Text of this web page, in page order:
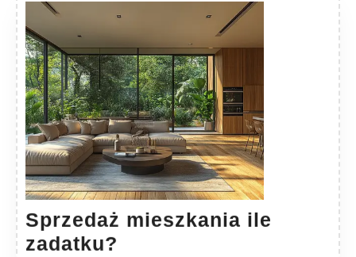
Sprzedaż mieszkania ile
zadatku?